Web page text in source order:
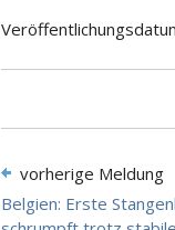
vorherige Meldung
Belgien: Erste